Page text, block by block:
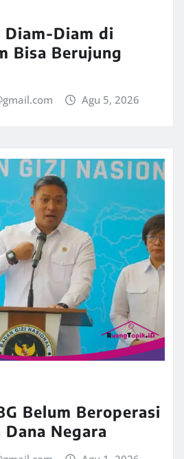
Diam-Diam di
Bisa Berujung
Agu 5, 2026
Belum Beroperasi
Dana Negara